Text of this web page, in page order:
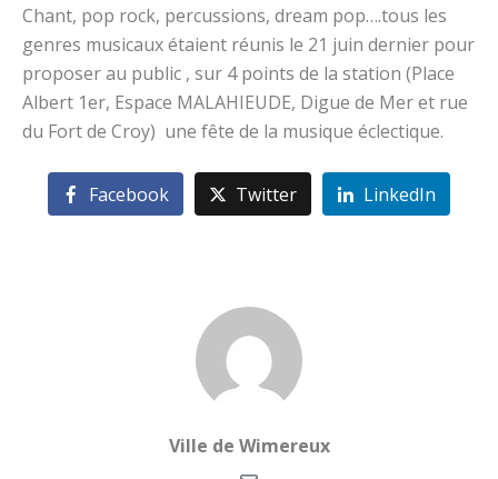
Chant, pop rock, percussions, dream pop….tous les
genres musicaux étaient réunis le 21 juin dernier pour
proposer au public , sur 4 points de la station (Place
Albert 1er, Espace MALAHIEUDE, Digue de Mer et rue
du Fort de Croy) une fête de la musique éclectique.
Facebook Twitter LinkedIn
Ville de Wimereux